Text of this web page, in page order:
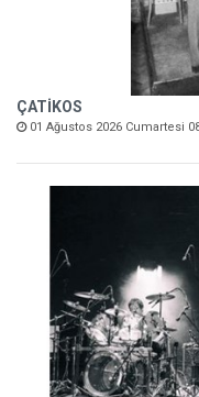
ÇATİKOS
01 Ağustos 2026 Cumartesi